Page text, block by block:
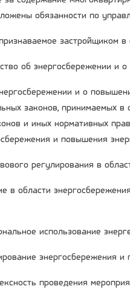
обязанности по
застройщиком в
об энергосбережении и
и о
законов, принимаемых
и иных нормативных
и повышения
регулирования в
в области
использование
энергосбережения и
проведения